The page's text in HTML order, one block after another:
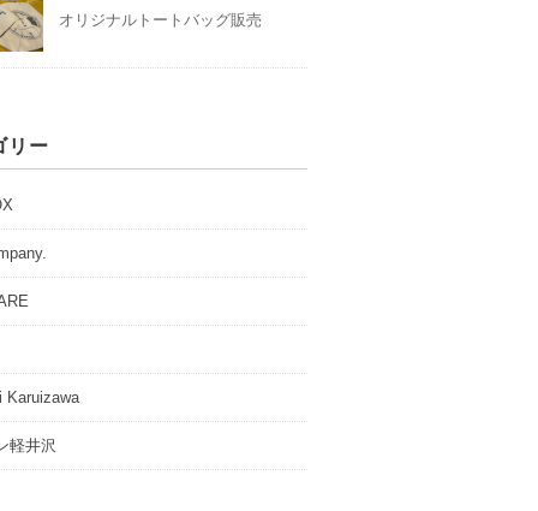
オリジナルトートバッグ販売
リー
Karuizawa
軽井沢